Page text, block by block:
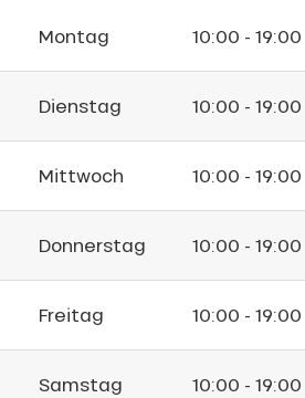
Montag 10:00 - 19:00
Dienstag 10:00 - 19:00
Mittwoch 10:00 - 19:00
Donnerstag 10:00 - 19:00
Freitag 10:00 - 19:00
Samstag 10:00 - 19:00